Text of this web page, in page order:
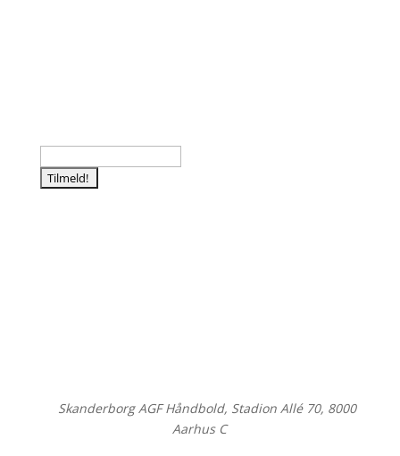
Skanderborg AGF Håndbold, Stadion Allé 70, 8000
Aarhus C